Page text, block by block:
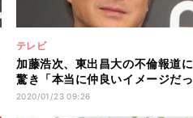
テレビ
加藤浩次、東出昌大の不倫報道に
驚き「本当に仲良いイメージだっ
たので…」
2020/01/23 09:26